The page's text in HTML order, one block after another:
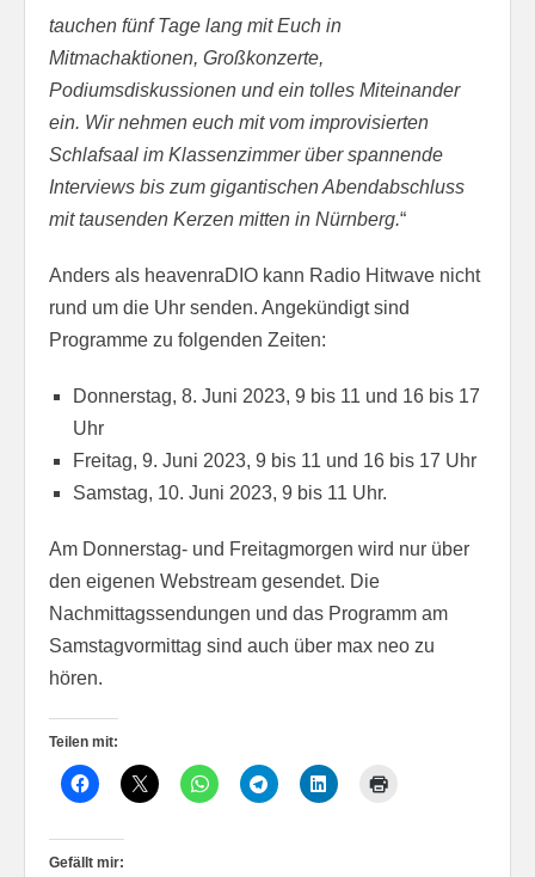
tauchen fünf Tage lang mit Euch in
Mitmachaktionen, Großkonzerte,
Podiumsdiskussionen und ein tolles Miteinander
ein. Wir nehmen euch mit vom improvisierten
Schlafsaal im Klassenzimmer über spannende
Interviews bis zum gigantischen Abendabschluss
mit tausenden Kerzen mitten in Nürnberg.“
Anders als heavenraDIO kann Radio Hitwave nicht
rund um die Uhr senden. Angekündigt sind
Programme zu folgenden Zeiten:
Donnerstag, 8. Juni 2023, 9 bis 11 und 16 bis 17
Uhr
Freitag, 9. Juni 2023, 9 bis 11 und 16 bis 17 Uhr
Samstag, 10. Juni 2023, 9 bis 11 Uhr.
Am Donnerstag- und Freitagmorgen wird nur über
den eigenen Webstream gesendet. Die
Nachmittagssendungen und das Programm am
Samstagvormittag sind auch über max neo zu
hören.
Teilen mit:
Gefällt mir: